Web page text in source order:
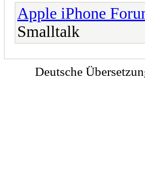
Apple iPhone
Smalltalk
Deutsche